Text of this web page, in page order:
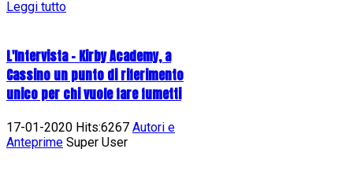
Leggi tutto
L'Intervista - Kirby Academy, a
Cassino un punto di riferimento
unico per chi vuole fare fumetti
17-01-2020 Hits:6267 Autori e
Anteprime Super User